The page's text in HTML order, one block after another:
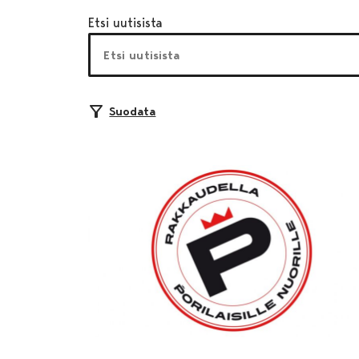
Etsi uutisista
Suodata